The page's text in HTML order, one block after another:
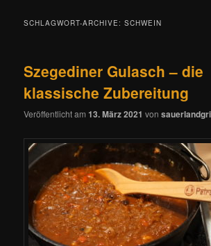
SCHLAGWORT-ARCHIVE:SCHWEIN
Szegediner Gulasch – die
klassische Zubereitung
Veröffentlicht am13. März 2021 von